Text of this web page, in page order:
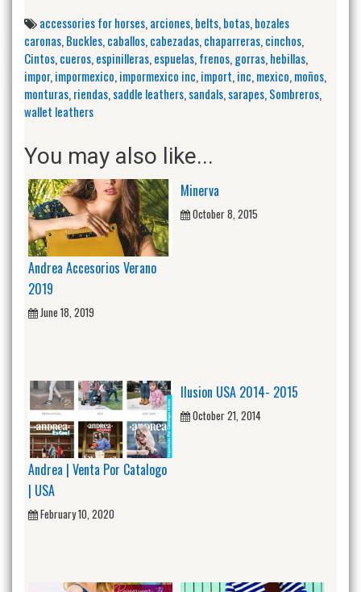
accessories for horses,arciones,belts,botas,bozales
caronas,Buckles,caballos,cabezadas,chaparreras,cinchos,
Cintos,cueros,espinilleras,espuelas,frenos,gorras,hebillas,
impor,impormexico,impormexico inc,import,inc,mexico,moños,
monturas,riendas,saddle leathers,sandals,sarapes,Sombreros,
wallet leathers
You may also like...
Andrea Accesorios Verano
2019
June 18, 2019
Minerva
October 8, 2015
Andrea | Venta Por Catalogo
| USA
February 10, 2020
Ilusion USA 2014- 2015
October 21, 2014